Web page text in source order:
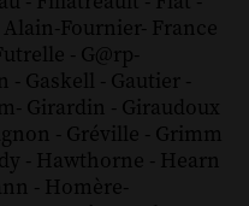
Alain-Fournier- France
- G@rp-
- Gaskell - Gautier -
- Girardin - Giraudoux
- Gréville - Grimm
- Hawthorne - Hearn
- Homère-